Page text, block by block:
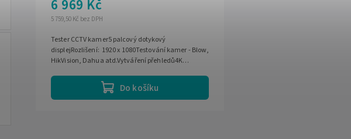
5 759,50 Kč bez DPH
6 969 Kč
Do košíku
Tester CCTV kamer5 palcový dotykový
displejRozlišení: 1920 x 1080Testování kamer - Blow,
HikVision, Dahua atd.Vytváření přehledů4K